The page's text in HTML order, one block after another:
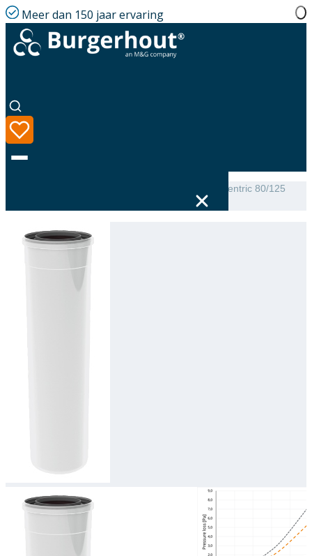
Meer dan 150 jaar ervaring
Taal
Assortiment
TwinSafe Extension PP Concentric 80/125